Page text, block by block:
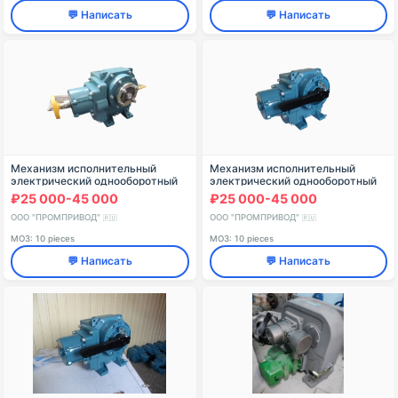
💬 Написать 💬 Написать
Механизм исполнительный
электрический однооборотный
МЭО(Ф)-250
₽25 000-45 000
ООО "ПРОМПРИВОД" 🇷🇺
МОЗ: 10 pieces
💬 Написать
Механизм исполнительный
электрический однооборотный
МЭО(Ф)-100
₽25 000-45 000
ООО "ПРОМПРИВОД" 🇷🇺
МОЗ: 10 pieces
💬 Написать